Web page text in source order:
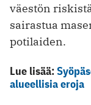
väestön
sairastua
potilaiden.
Lue lisää:
alueellisia eroja